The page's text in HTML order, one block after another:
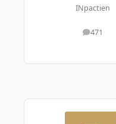
INpactien
471